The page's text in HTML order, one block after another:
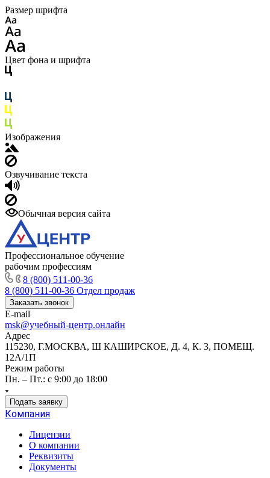
Размер шрифта
Цвет фона и шрифта
Изображения
Озвучивание текста
Обычная версия сайта
Профессиональное обучение
рабочим профессиям
8 (800) 511-00-36
8 (800) 511-00-36 Отдел продаж
Заказать звонок
E-mail
msk@учебный-центр.онлайн
Адрес
115230, Г.МОСКВА, Ш КАШИРСКОЕ, Д. 4, К. 3, ПОМЕЩ.
12А/1П
Режим работы
Пн. – Пт.: с 9:00 до 18:00
Подать заявку
Компания
Лицензии
О компании
Реквизиты
Документы